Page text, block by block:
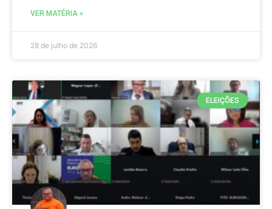
VER MATÉRIA »
28 de julho de 2026
ELEIÇÕES